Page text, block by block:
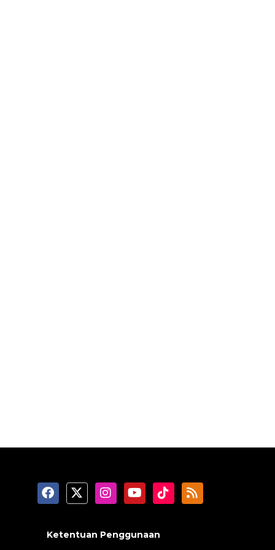
Ketentuan Penggunaan